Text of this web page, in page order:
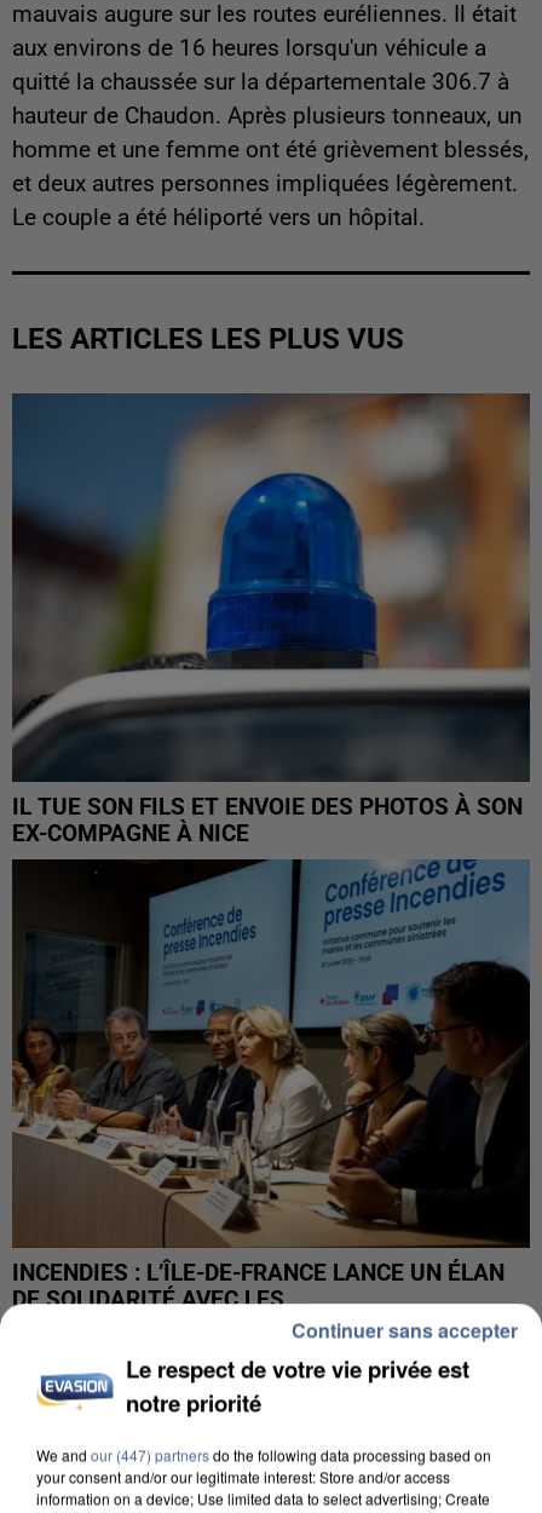
mauvais augure sur les routes euréliennes. Il était
aux environs de 16 heures lorsqu'un véhicule a
quitté la chaussée sur la départementale 306.7 à
hauteur de Chaudon. Après plusieurs tonneaux, un
homme et une femme ont été grièvement blessés,
et deux autres personnes impliquées légèrement.
Le couple a été héliporté vers un hôpital.
LES ARTICLES LES PLUS VUS
IL TUE SON FILS ET ENVOIE DES PHOTOS À SON
EX-COMPAGNE À NICE
INCENDIES : L’ÎLE-DE-FRANCE LANCE UN ÉLAN
DE SOLIDARITÉ AVEC LES...
Le respect de votre vie privée est
notre priorité
We and our (447) partnersdo the following data processing based on
your consent and/or our legitimate interest: Store and/or access
information on a device; Use limited data to select advertising; Create
Continuer sans accepter